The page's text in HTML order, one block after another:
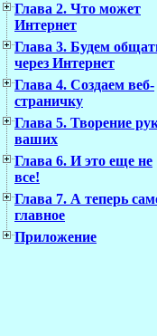
Глава 2. Что может
Интернет
Глава 3. Будем
через Интернет
Глава 4. Создаем веб-
страничку
Глава 5. Творение
ваших
Глава 6. И это еще не
все!
Глава 7. А теперь
главное
Приложение